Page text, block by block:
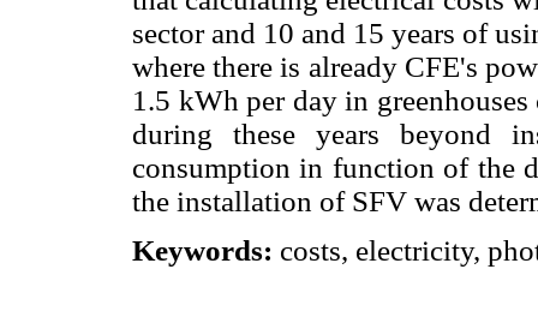
sector and 10 and 15 years of
where there is already CFE's
1.5 kWh per day in
during these years beyond
consumption in function of the
the installation of SFV was
Keywords: costs, electricity,